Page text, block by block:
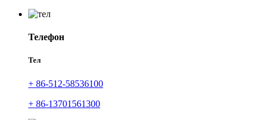
Телефон
Тел
+ 86-512-58536100
+ 86-13701561300